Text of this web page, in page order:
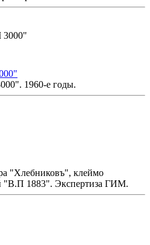
1960-е годы.
"Хлебниковъ", клеймо
"В.П 1883". Экспертиза ГИМ.